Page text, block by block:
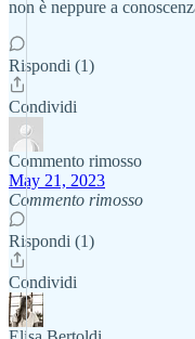
non è neppure a
Rispondi (1)
Condividi
Commento rimosso
May 21, 2023
Commento rimosso
Rispondi (1)
Condividi